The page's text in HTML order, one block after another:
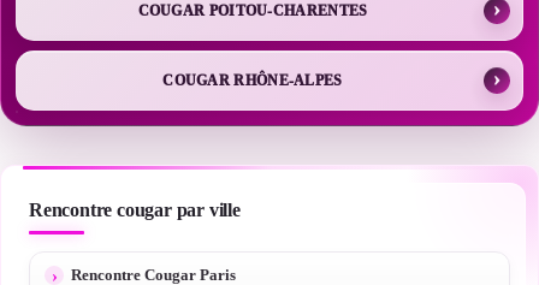
COUGAR POITOU-CHARENTES
COUGAR RHÔNE-ALPES
Rencontre cougar par ville
Rencontre Cougar Paris